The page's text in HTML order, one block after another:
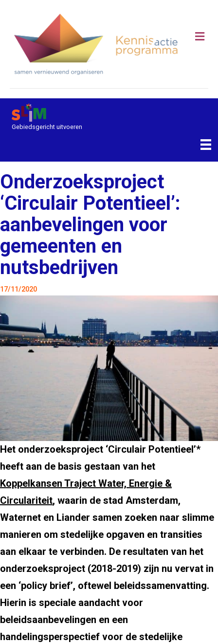
Gebiedsgericht uitvoeren
Onderzoeksproject
‘Circulair Potentieel’:
aanbevelingen voor
gemeenten en
nutsbedrijven
17/11/2020
Het onderzoeksproject ‘Circulair Potentieel’*
heeft aan de basis gestaan van het
Koppelkansen Traject Water, Energie &
Circulariteit, waarin de stad Amsterdam,
Waternet en Liander samen zoeken naar slimme
manieren om stedelijke opgaven en transities
aan elkaar te verbinden. De resultaten van het
onderzoeksproject (2018-2019) zijn nu vervat in
een ‘policy brief’, oftewel beleidssamenvatting.
Hierin is speciale aandacht voor
beleidsaanbevelingen en een
handelingsperspectief voor de stedelijke